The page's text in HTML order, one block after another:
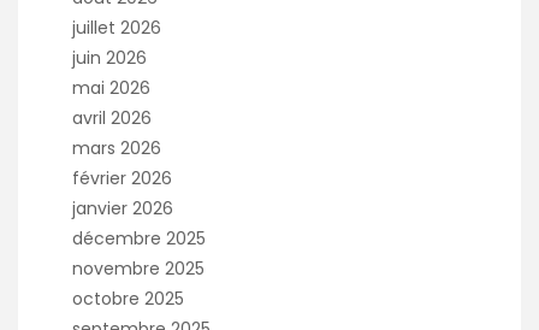
juillet 2026
juin 2026
mai 2026
avril 2026
mars 2026
février 2026
janvier 2026
décembre 2025
novembre 2025
octobre 2025